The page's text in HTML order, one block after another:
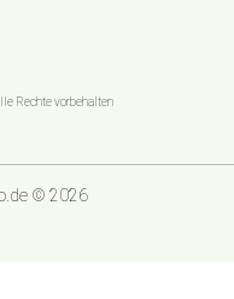
Rechte vorbehalten
© 2026